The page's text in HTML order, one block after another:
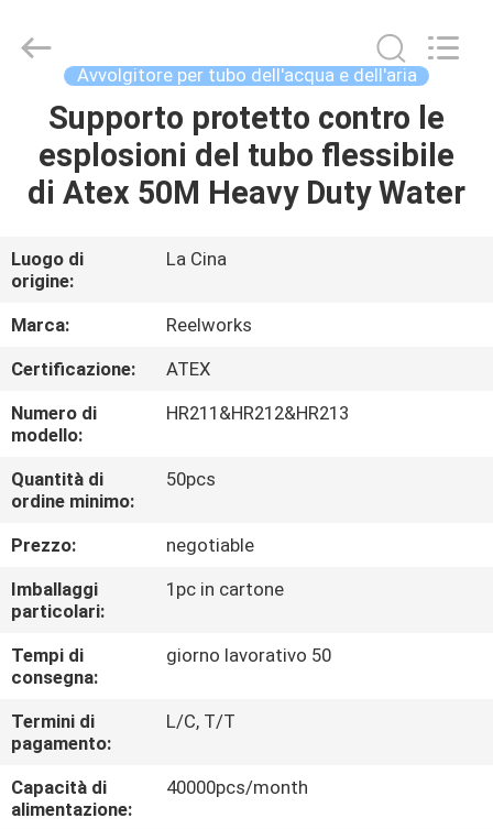
CASA
PRODOTTI
VIDEO
CHI
SIAMO
GIRO
DELLA
FABBRICA
CONTROLLO
DI
QUALITÀ
CONTATTACI
NOTIZIA
Machinery
Avvolgitore per tubo dell'acqua e dell'aria
Supporto protetto contro le
esplosioni del tubo flessibile
di Atex 50M Heavy Duty Water
Luogo di
origine:
La Cina
Marca:
Reelworks
Certificazione:
ATEX
Numero di
modello:
HR211&HR212&HR213
Quantità di
ordine minimo:
50pcs
Prezzo:
negotiable
Imballaggi
particolari:
1pc in cartone
Tempi di
consegna:
giorno lavorativo 50
Termini di
pagamento:
L/C, T/T
Capacità di
alimentazione:
40000pcs/month